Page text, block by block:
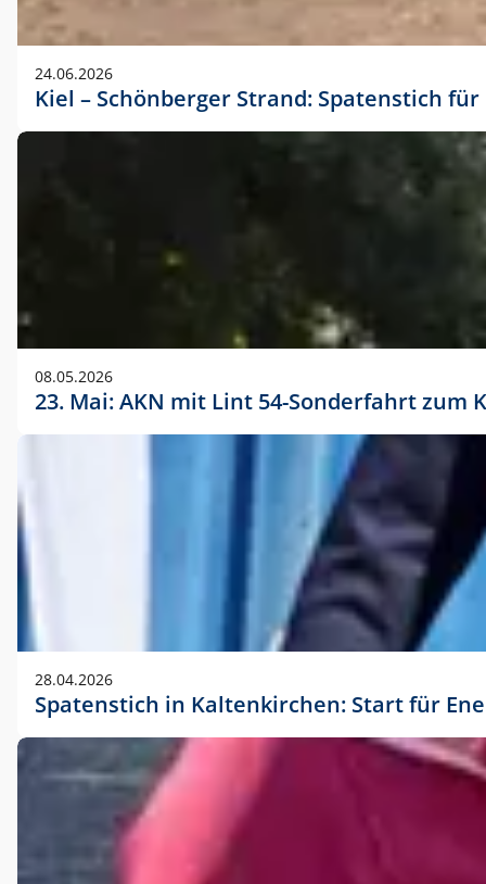
24.06.2026
Kiel – Schönberger Strand: Spatenstich
08.05.2026
23. Mai: AKN mit Lint 54-Sonderfahrt
28.04.2026
Spatenstich in Kaltenkirchen: Start für